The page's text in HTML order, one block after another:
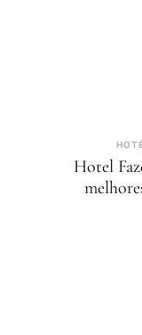
Hotel